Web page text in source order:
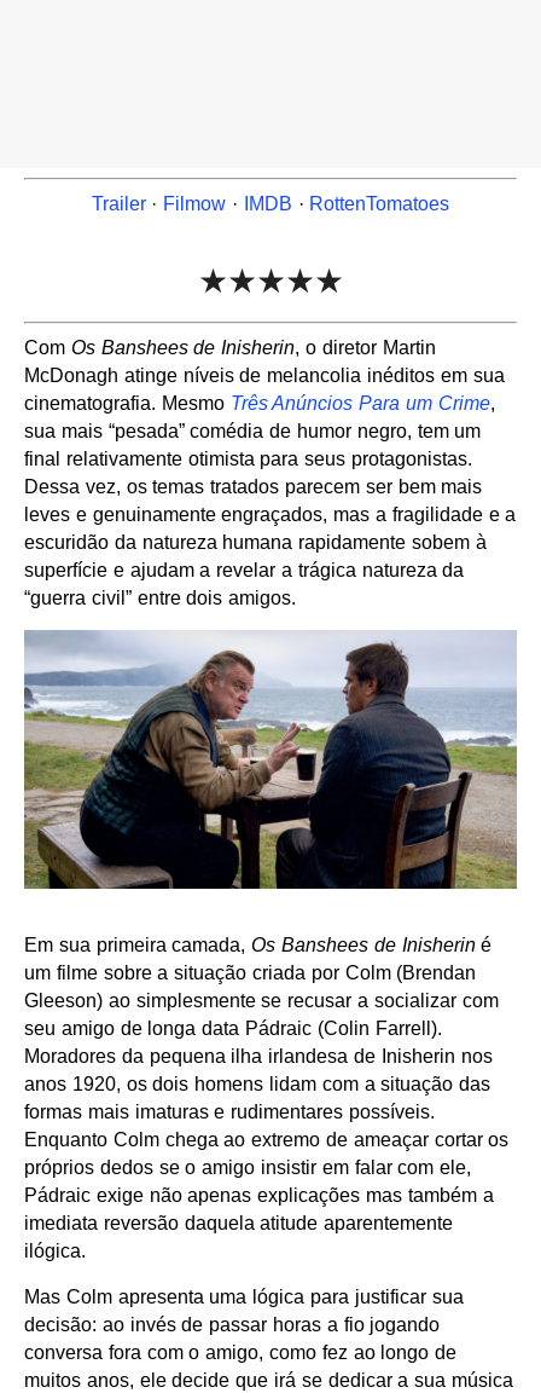
Trailer· Filmow · IMDB · RottenTomatoes
★★★★★
Com Os Banshees de Inisherin, o diretor Martin
McDonagh atinge níveis de melancolia inéditos em sua
cinematografia. Mesmo Três Anúncios Para um Crime,
sua mais “pesada” comédia de humor negro, tem um
final relativamente otimista para seus protagonistas.
Dessa vez, os temas tratados parecem ser bem mais
leves e genuinamente engraçados, mas a fragilidade e a
escuridão da natureza humana rapidamente sobem à
superfície e ajudam a revelar a trágica natureza da
“guerra civil” entre dois amigos.
Em sua primeira camada,Os Banshees de Inisheriné
um filme sobre a situação criada por Colm (Brendan
Gleeson) ao simplesmente se recusar a socializar com
seu amigo de longa data Pádraic (Colin Farrell).
Moradores da pequena ilha irlandesa de Inisherin nos
anos 1920, os dois homens lidam com a situação das
formas mais imaturas e rudimentares possíveis.
Enquanto Colm chega ao extremo de ameaçar cortar os
próprios dedos se o amigo insistir em falar com ele,
Pádraic exige não apenas explicações mas também a
imediata reversão daquela atitude aparentemente
ilógica.
Mas Colm apresenta uma lógica para justificar sua
decisão: ao invés de passar horas a fio jogando
conversa fora com o amigo, como fez ao longo de
muitos anos, ele decide que irá se dedicar a sua música